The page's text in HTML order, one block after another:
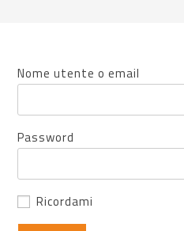
Nome utente o email
Password
Ricordami